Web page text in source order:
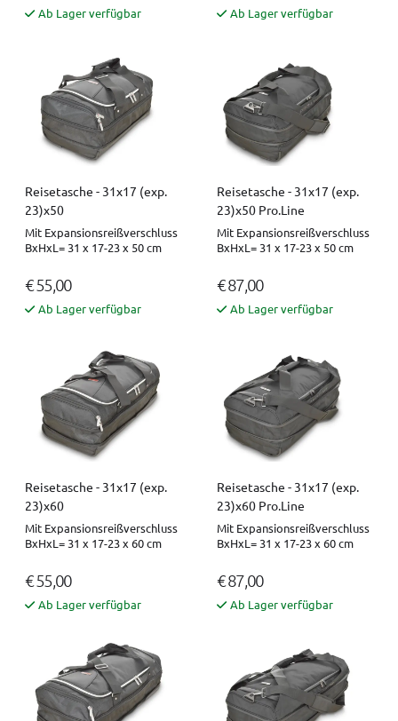
Ab Lager verfügbar Ab Lager verfügbar
Reisetasche - 31x17 (exp.
23)x50
Mit Expansionsreißverschluss
BxHxL= 31 x 17-23 x 50 cm
€ 55,00
Ab Lager verfügbar
Reisetasche - 31x17 (exp.
23)x50 Pro.Line
Mit Expansionsreißverschluss
BxHxL= 31 x 17-23 x 50 cm
€ 87,00
Ab Lager verfügbar
Reisetasche - 31x17 (exp.
23)x60
Mit Expansionsreißverschluss
BxHxL= 31 x 17-23 x 60 cm
€ 55,00
Ab Lager verfügbar
Reisetasche - 31x17 (exp.
23)x60 Pro.Line
Mit Expansionsreißverschluss
BxHxL= 31 x 17-23 x 60 cm
€ 87,00
Ab Lager verfügbar